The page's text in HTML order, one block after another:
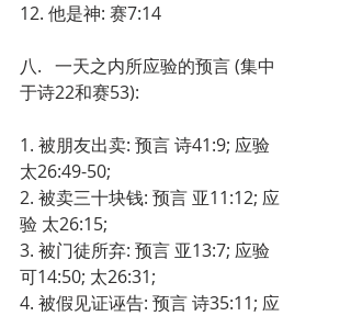
12. 他是神: 赛7:14
八.   一天之内所应验的预言 (集中
于诗22和赛53):
1. 被朋友出卖: 预言 诗41:9; 应验
太26:49-50;
2. 被卖三十块钱: 预言 亚11:12; 应
验 太26:15;
3. 被门徒所弃: 预言 亚13:7; 应验
可14:50; 太26:31;
4. 被假见证诬告: 预言 诗35:11; 应